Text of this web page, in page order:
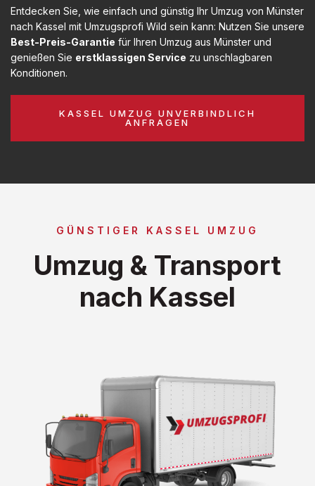
Entdecken Sie, wie einfach und günstig Ihr Umzug von Münster
nach Kassel mit Umzugsprofi Wild sein kann: Nutzen Sie unsere
Best-Preis-Garantie für Ihren Umzug aus Münster und
genießen Sie erstklassigen Service zu unschlagbaren
Konditionen.
KASSEL UMZUG UNVERBINDLICH
ANFRAGEN
GÜNSTIGER KASSEL UMZUG
Umzug & Transport
nach Kassel